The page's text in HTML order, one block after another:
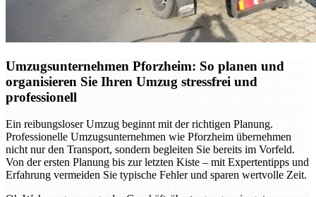
Umzugsunternehmen Pforzheim: So planen und
organisieren Sie Ihren Umzug stressfrei und
professionell
Ein reibungsloser Umzug beginnt mit der richtigen Planung.
Professionelle Umzugsunternehmen wie Pforzheim übernehmen
nicht nur den Transport, sondern begleiten Sie bereits im Vorfeld.
Von der ersten Planung bis zur letzten Kiste – mit Expertentipps und
Erfahrung vermeiden Sie typische Fehler und sparen wertvolle Zeit.